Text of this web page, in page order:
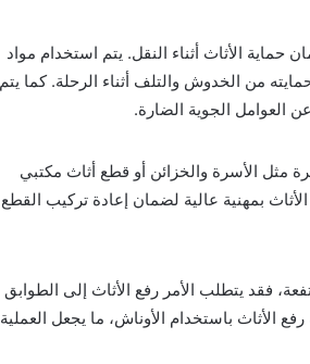
الأثاث أثناء النقل. يتم استخدام مواد
من الخدوش والتلف أثناء الرحلة. كما يتم
الجوية الضارة.
مثل الأسرة والخزائن أو قطع أثاث مكتبي
بمهنية عالية لضمان إعادة تركيب القطع
فقد يتطلب الأمر رفع الأثاث إلى الطوابق
الأثاث باستخدام الأوناش، ما يجعل العملية